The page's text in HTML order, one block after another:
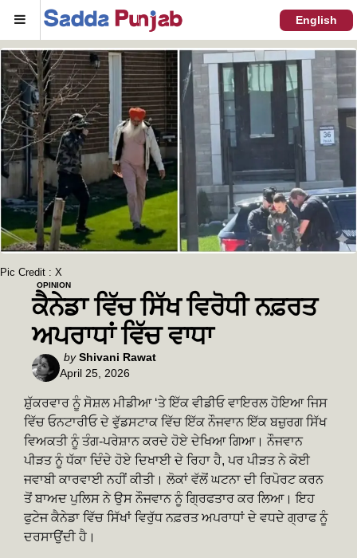
Menu English
Pic Credit : X
OPINION
ਕੈਨੇਡਾ ਵਿੱਚ ਸਿੱਖ ਵਿਰੋਧੀ ਨਫ਼ਰਤ
ਅਪਰਾਧਾਂ ਵਿੱਚ ਵਾਧਾ
Posted
by
by Shivani Rawat
April 25, 2026
ਸ਼ੁੱਕਰਵਾਰ ਨੂੰ ਸੋਸ਼ਲ ਮੀਡੀਆ ‘ਤੇ ਇੱਕ ਵੀਡੀਓ ਵਾਇਰਲ ਹੋਇਆ ਜਿਸ
ਵਿੱਚ ਓਨਟਾਰੀਓ ਦੇ ਵੁੱਡਸਟਾਕ ਵਿੱਚ ਇੱਕ ਨੌਜਵਾਨ ਇੱਕ ਬਜ਼ੁਰਗ ਸਿੱਖ
ਵਿਅਕਤੀ ਨੂੰ ਤੰਗ-ਪਰੇਸ਼ਾਨ ਕਰਦੇ ਹੋਏ ਦੇਖਿਆ ਗਿਆ। ਨੌਜਵਾਨ
ਪੀੜਤ ਨੂੰ ਧੱਕਾ ਦਿੰਦੇ ਹੋਏ ਦਿਖਾਈ ਦੇ ਰਿਹਾ ਹੈ, ਪਰ ਪੀੜਤ ਨੇ ਕੋਈ
ਜਵਾਬੀ ਕਾਰਵਾਈ ਨਹੀਂ ਕੀਤੀ। ਲੋਕਾਂ ਵੱਲੋਂ ਘਟਨਾ ਦੀ ਰਿਪੋਰਟ ਕਰਨ
ਤੋਂ ਬਾਅਦ ਪੁਲਿਸ ਨੇ ਉਸ ਨੌਜਵਾਨ ਨੂੰ ਗ੍ਰਿਫਤਾਰ ਕਰ ਲਿਆ। ਇਹ
ਫੁਟੇਜ ਕੈਨੇਡਾ ਵਿੱਚ ਸਿੱਖਾਂ ਵਿਰੁੱਧ ਨਫ਼ਰਤ ਅਪਰਾਧਾਂ ਦੇ ਵਧਦੇ ਗ੍ਰਾਫ ਨੂੰ
ਦਰਸਾਉਂਦੀ ਹੈ।